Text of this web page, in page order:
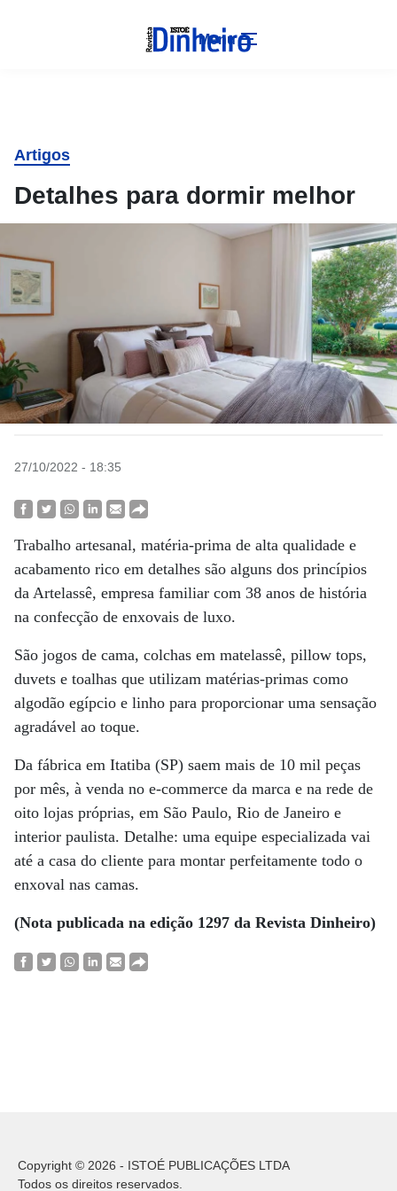
Menu
Artigos
Detalhes para dormir melhor
27/10/2022 - 18:35
Trabalho artesanal, matéria-prima de alta qualidade e
acabamento rico em detalhes são alguns dos princípios
da Artelassê, empresa familiar com 38 anos de história
na confecção de enxovais de luxo.
São jogos de cama, colchas em matelassê, pillow tops,
duvets e toalhas que utilizam matérias-primas como
algodão egípcio e linho para proporcionar uma sensação
agradável ao toque.
Da fábrica em Itatiba (SP) saem mais de 10 mil peças
por mês, à venda no e-commerce da marca e na rede de
oito lojas próprias, em São Paulo, Rio de Janeiro e
interior paulista. Detalhe: uma equipe especializada vai
até a casa do cliente para montar perfeitamente todo o
enxoval nas camas.
(Nota publicada na edição 1297 da Revista Dinheiro)
Copyright © 2026 - ISTOÉ PUBLICAÇÕES LTDA
Todos os direitos reservados.